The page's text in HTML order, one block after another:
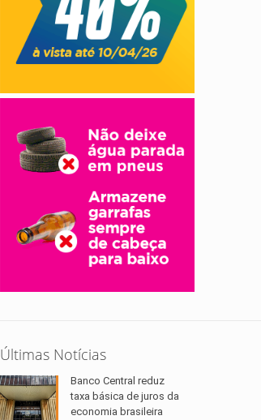
Últimas Notícias
Banco Central reduz
taxa básica de juros da
economia brasileira